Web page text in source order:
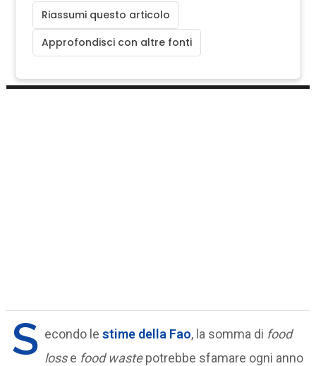
Riassumi questo articolo
Approfondisci con altre fonti
S econdo lestime della Fao, la somma di food
losse food wastepotrebbe sfamare ogni anno